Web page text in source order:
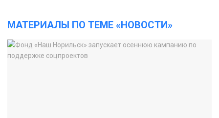
МАТЕРИАЛЫ ПО ТЕМЕ «НОВОСТИ»